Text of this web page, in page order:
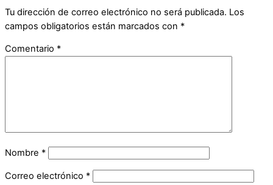
Tu dirección de correo electrónico no será publicada. Los
campos obligatorios están marcados con *
Comentario *
Nombre *
Correo electrónico *